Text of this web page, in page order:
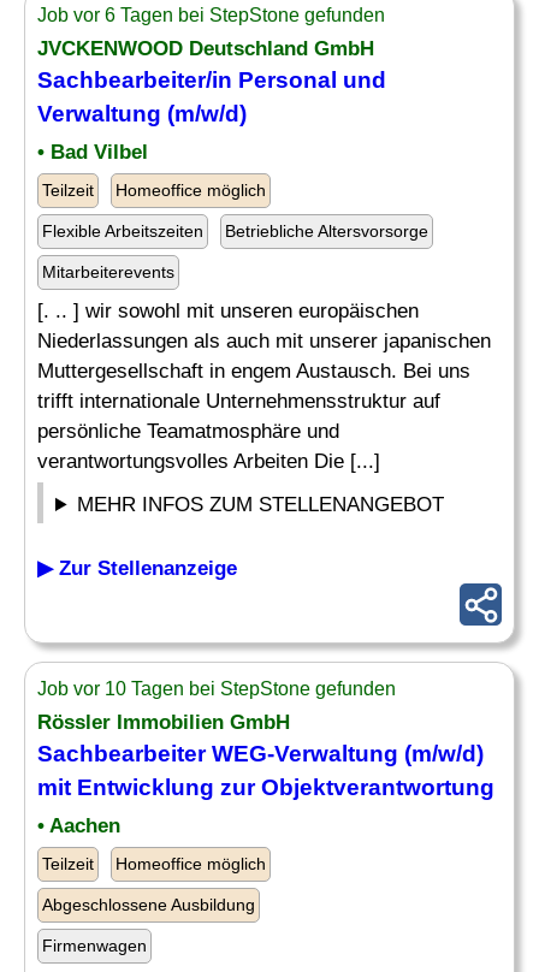
Job vor 6 Tagen bei StepStone gefunden
JVCKENWOOD Deutschland GmbH
Sachbearbeiter/in Personal und
Verwaltung (m/w/d)
• Bad Vilbel
Teilzeit Homeoffice möglich
Flexible Arbeitszeiten Betriebliche Altersvorsorge
Mitarbeiterevents
[. .. ] wir sowohl mit unseren europäischen
Niederlassungen als auch mit unserer japanischen
Muttergesellschaft in engem Austausch. Bei uns
trifft internationale Unternehmensstruktur auf
persönliche Teamatmosphäre und
verantwortungsvolles Arbeiten Die [...]
MEHR INFOS ZUM STELLENANGEBOT
▶ Zur Stellenanzeige
Job vor 10 Tagen bei StepStone gefunden
Rössler Immobilien GmbH
SachbearbeiterWEG-Verwaltung (m/w/d)
mit Entwicklung zur Objektverantwortung
• Aachen
Teilzeit Homeoffice möglich
Abgeschlossene Ausbildung
Firmenwagen